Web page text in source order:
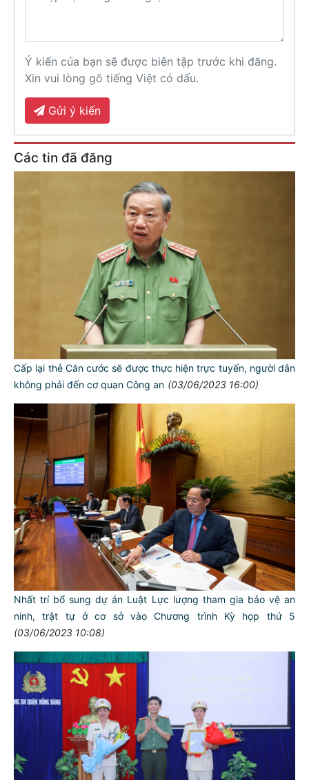
Ý kiến của bạn sẽ được biên tập trước khi đăng.
Xin vui lòng gõ tiếng Việt có dấu.
Gửi ý kiến
Các tin đã đăng
Cấp lại thẻ Căn cước sẽ được thực hiện trực tuyến, người dân
không phải đến cơ quan Công an (03/06/2023 16:00)
Nhất trí bổ sung dự án Luật Lực lượng tham gia bảo vệ an
ninh, trật tự ở cơ sở vào Chương trình Kỳ họp thứ 5
(03/06/2023 10:08)